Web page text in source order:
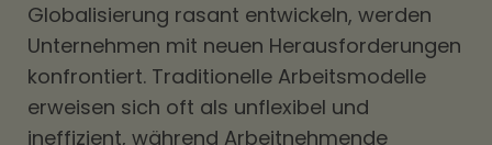
Globalisierung rasant entwickeln, werden
Unternehmen mit neuen Herausforderungen
konfrontiert. Traditionelle Arbeitsmodelle
erweisen sich oft als unflexibel und
ineffizient, während Arbeitnehmende